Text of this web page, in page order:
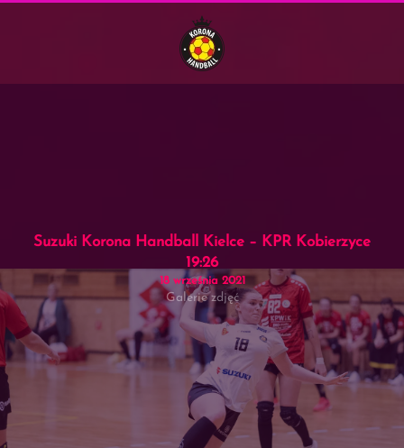
Suzuki Korona Handball Kielce – KPR Kobierzyce
19:26
18 września 2021
Galerie zdjęć